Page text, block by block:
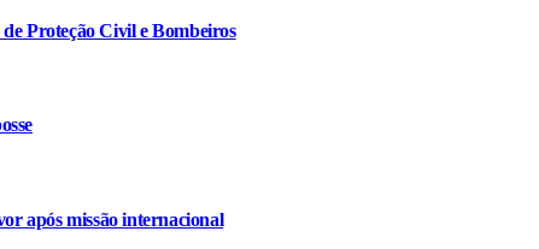
Proteção Civil e Bombeiros
após missão internacional